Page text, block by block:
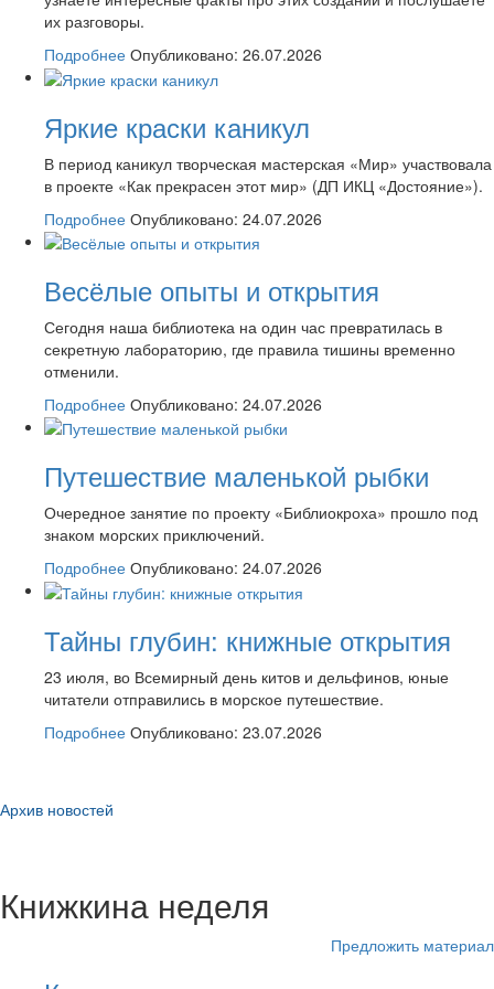
их разговоры.
Подробнее Опубликовано: 26.07.2026
Яркие краски каникул
В период каникул творческая мастерская «Мир» участвовала
в проекте «Как прекрасен этот мир» (ДП ИКЦ «Достояние»).
Подробнее Опубликовано: 24.07.2026
Весёлые опыты и открытия
Сегодня наша библиотека на один час превратилась в
секретную лабораторию, где правила тишины временно
отменили.
Подробнее Опубликовано: 24.07.2026
Путешествие маленькой рыбки
Очередное занятие по проекту «Библиокроха» прошло под
знаком морских приключений.
Подробнее Опубликовано: 24.07.2026
Тайны глубин: книжные открытия
23 июля, во Всемирный день китов и дельфинов, юные
читатели отправились в морское путешествие.
Подробнее Опубликовано: 23.07.2026
Архив новостей
Книжкина неделя
Предложить материал